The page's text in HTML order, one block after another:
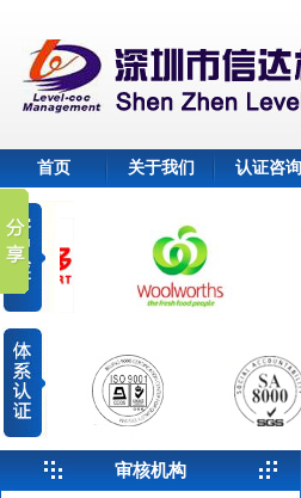
首页 关于我们 认证咨询
审核机构